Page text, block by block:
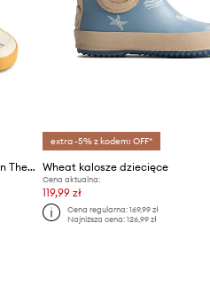
Liewood kalosze dziecięce Mason Thermo Rainboot
extra -5% z kodem: OFF*
Wheat kalosze dziecięce
Cena aktualna:
119,99 zł
Cena regularna: 169,99 zł
Najniższa cena: 126,99 zł